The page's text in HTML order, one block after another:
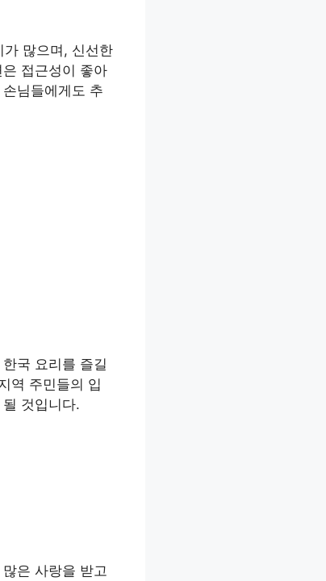
가 많으며, 신선한
접근성이 좋아
님들에게도 추
국 요리를 즐길
역 주민들의 입
것입니다.
은 사랑을 받고